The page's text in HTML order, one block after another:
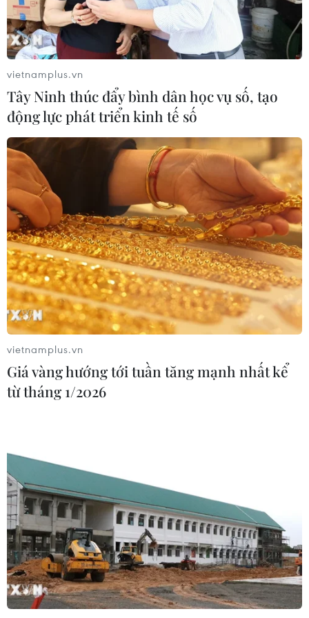
Nứt núi, Thanh Hóa sơ tán khẩn cấp
nhiều hộ dân
07/08/2026 13:17
Cắt giảm, đơn giản hóa thủ tục hành
chính dựa trên dữ liệu phải đảm bảo
thực chất
07/08/2026 13:12
Vĩnh Long huy động nhiều nguồn tư
liệu phục vụ tìm kiếm hài cốt liệt sỹ
07/08/2026 12:30
Bảo mẫu tại cơ sở mầm non thừa
nhận hành vi bạo hành hai trẻ
Bảo đảm chính xác, công khai điểm
07/08/2026 12:26
Phát hiện đối tượng tàng trữ trái
phép vũ khí quân dụng
07/08/2026 12:25
Hai người trọng thương do cây đổ
vietnamplus.vn
Tây Ninh thúc đẩy bình dân học vụ số, tạo
động lực phát triển kinh tế số
vietnamplus.vn
Giá vàng hướng tới tuần tăng mạnh nhất kể
từ tháng 1/2026